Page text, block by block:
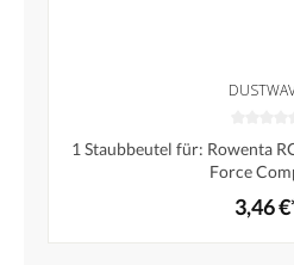
1 Staubbeutel für: Rowenta
Force
3,46